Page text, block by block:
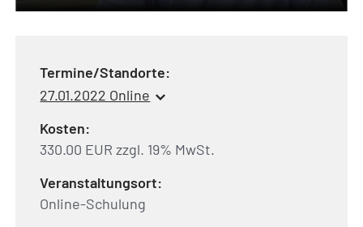
Termine/Standorte:
27.01.2022 Online
Kosten:
330.00 EUR zzgl. 19% MwSt.
Veranstaltungsort:
Online-Schulung